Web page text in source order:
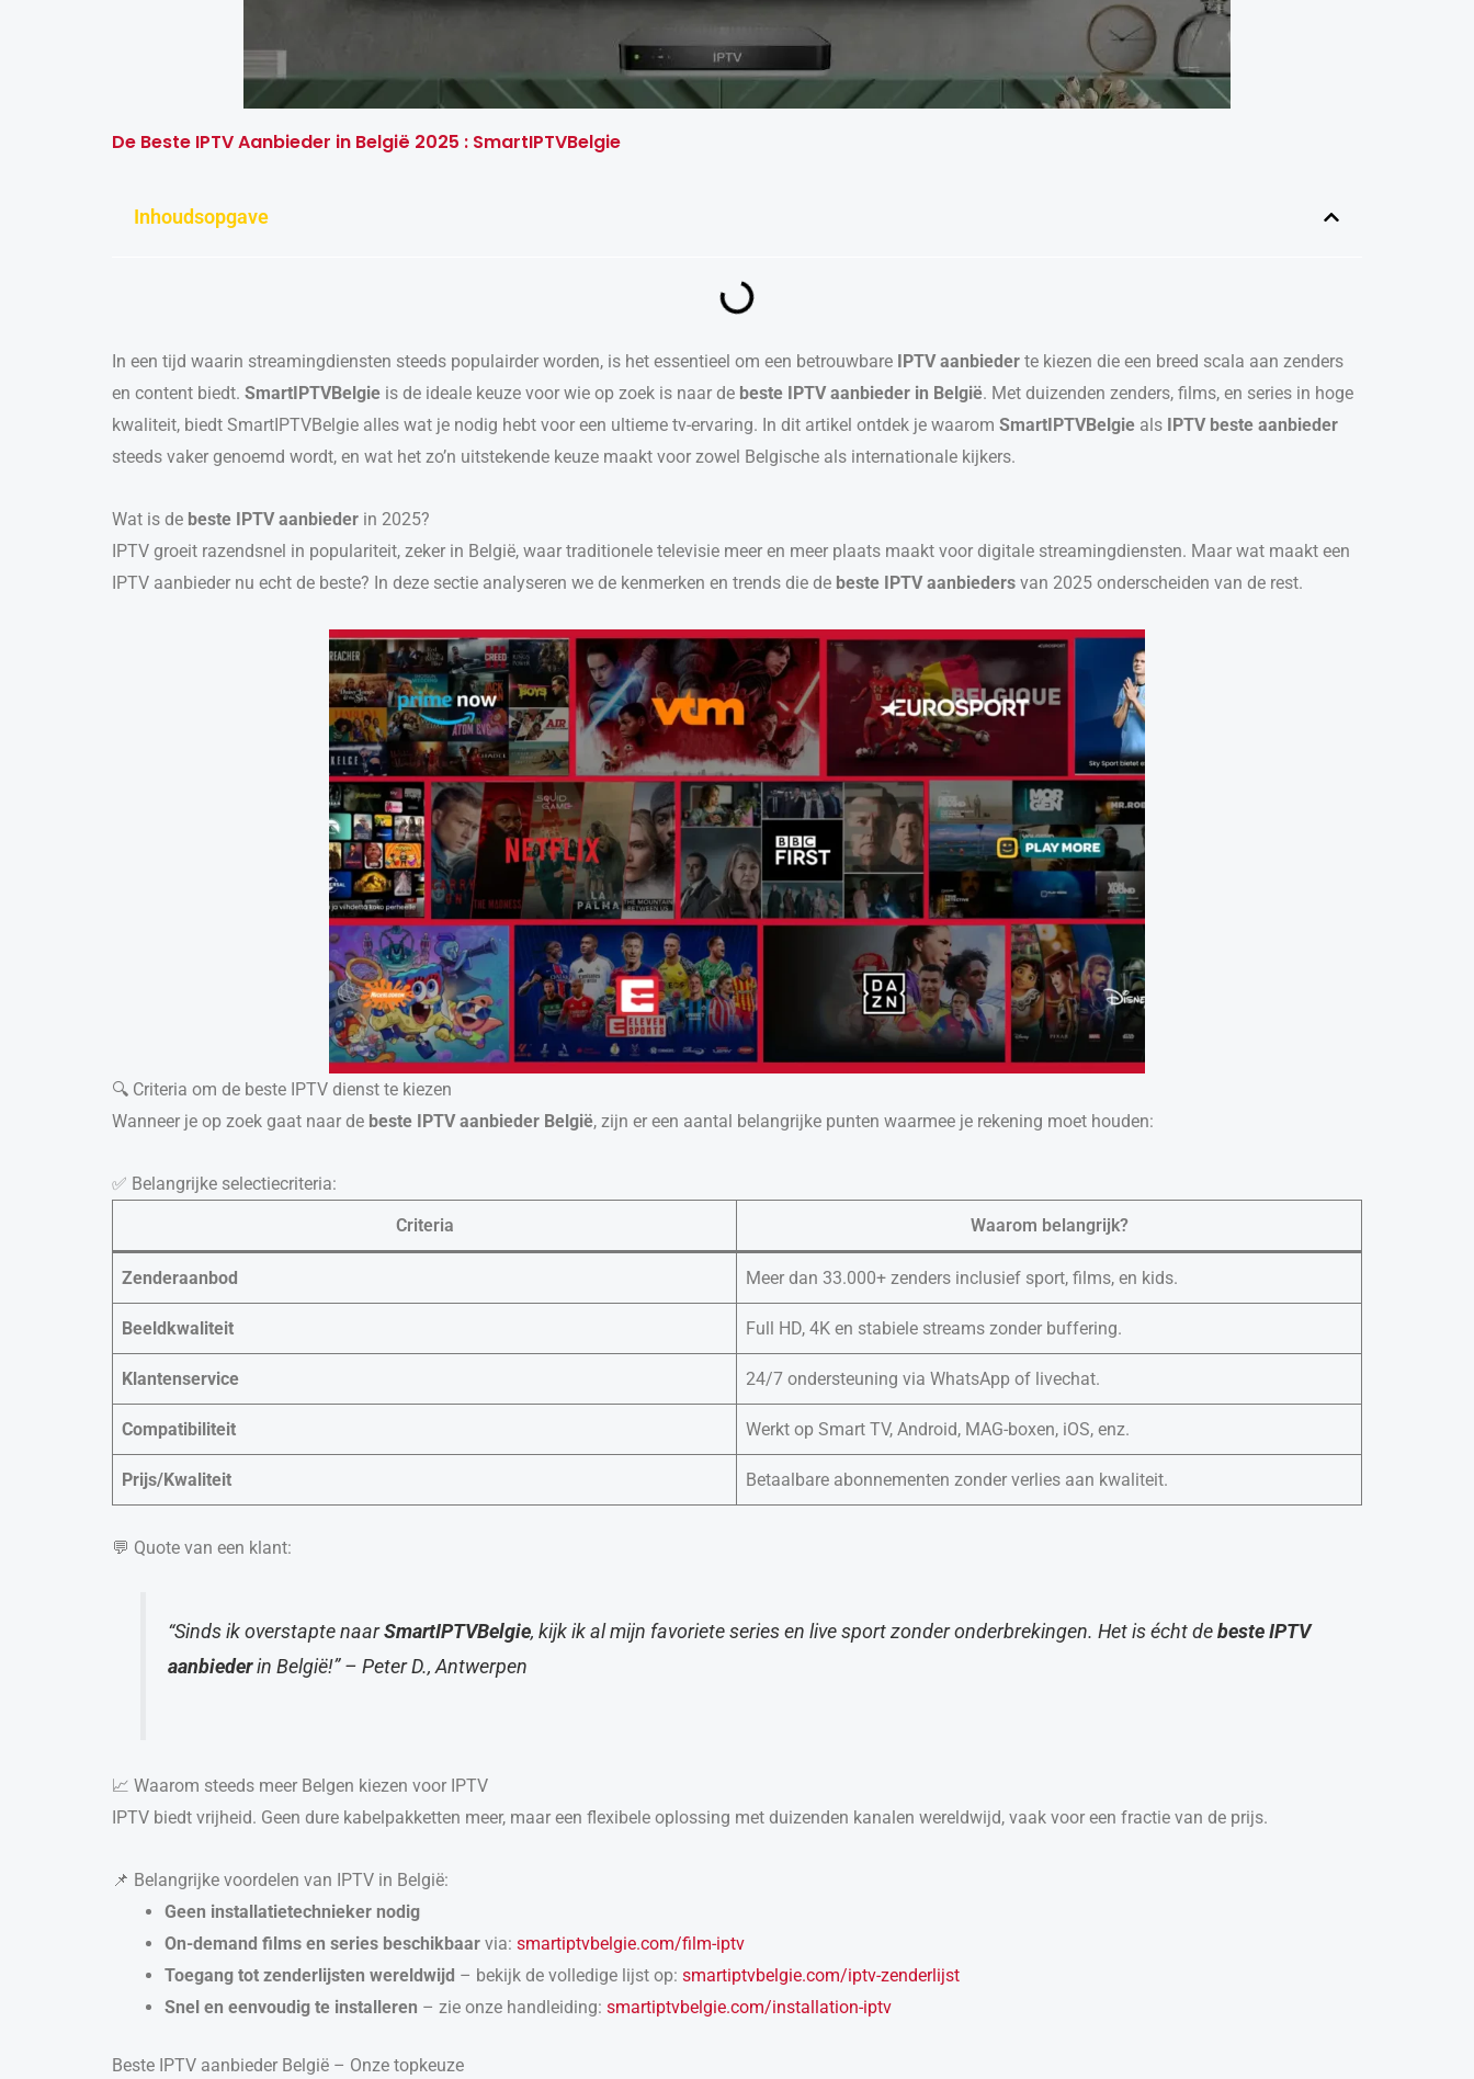
De Beste IPTV Aanbieder in België 2025 : SmartIPTVBelgie
Inhoudsopgave
In een tijd waarin streamingdiensten steeds populairder worden, is het essentieel om een betrouwbare IPTV aanbieder te kiezen die een breed scala aan zenders
en content biedt. SmartIPTVBelgie is de ideale keuze voor wie op zoek is naar de beste IPTV aanbieder in België. Met duizenden zenders, films, en series in hoge
kwaliteit, biedt SmartIPTVBelgie alles wat je nodig hebt voor een ultieme tv-ervaring. In dit artikel ontdek je waarom SmartIPTVBelgie als IPTV beste aanbieder
steeds vaker genoemd wordt, en wat het zo’n uitstekende keuze maakt voor zowel Belgische als internationale kijkers.
Wat is de beste IPTV aanbieder in 2025?
IPTV groeit razendsnel in populariteit, zeker in België, waar traditionele televisie meer en meer plaats maakt voor digitale streamingdiensten. Maar wat maakt een
IPTV aanbieder nu echt de beste? In deze sectie analyseren we de kenmerken en trends die de beste IPTV aanbieders van 2025 onderscheiden van de rest.
🔍 Criteria om de beste IPTV dienst te kiezen
Wanneer je op zoek gaat naar de beste IPTV aanbieder België, zijn er een aantal belangrijke punten waarmee je rekening moet houden:
✅ Belangrijke selectiecriteria:
Criteria
Waarom belangrijk?
Zenderaanbod Meer dan 33.000+ zenders inclusief sport, films, en kids.
Beeldkwaliteit Full HD, 4K en stabiele streams zonder buffering.
Klantenservice 24/7 ondersteuning via WhatsApp of livechat.
Compatibiliteit Werkt op Smart TV, Android, MAG-boxen, iOS, enz.
Prijs/Kwaliteit Betaalbare abonnementen zonder verlies aan kwaliteit.
💬 Quote van een klant:
“Sinds ik overstapte naarSmartIPTVBelgie, kijk ik al mijn favoriete series en live sport zonder onderbrekingen. Het is écht debeste IPTV
aanbiederin België!”– Peter D., Antwerpen
📈 Waarom steeds meer Belgen kiezen voor IPTV
IPTV biedt vrijheid. Geen dure kabelpakketten meer, maar een flexibele oplossing met duizenden kanalen wereldwijd, vaak voor een fractie van de prijs.
📌 Belangrijke voordelen van IPTV in België:
Geen installatietechnieker nodig
On-demand films en series beschikbaar via: smartiptvbelgie.com/film-iptv
Toegang tot zenderlijsten wereldwijd – bekijk de volledige lijst op: smartiptvbelgie.com/iptv-zenderlijst
Snel en eenvoudig te installeren – zie onze handleiding: smartiptvbelgie.com/installation-iptv
Beste IPTV aanbieder België – Onze topkeuze